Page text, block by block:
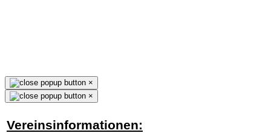
×
×
Vereinsinformationen: